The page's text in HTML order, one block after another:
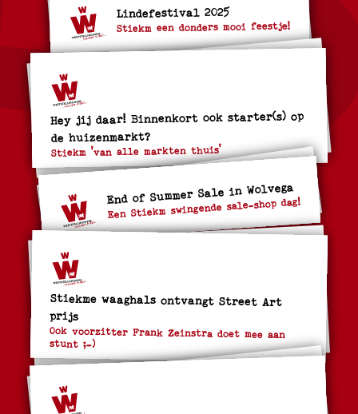
Lindefestival 2025
Stiekm een donders mooi feestje!
Hey jij daar! Binnenkort ook starter(s) op
de huizenmarkt?
Stiekm 'van alle markten thuis'
End of Summer Sale in Wolvega
Een Stiekm swingende sale-shop dag!
Stiekme waaghals ontvangt Street Art
prijs
Ook voorzitter Frank Zeinstra doet mee aan
stunt ;-)